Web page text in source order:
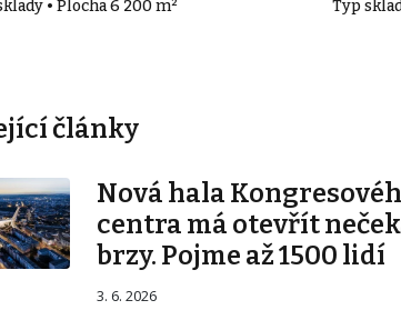
• Plocha 6 200 m²
Typ
články
Nová hala
centra má otevřít
brzy. Pojme až 1500 lidí
3. 6. 2026